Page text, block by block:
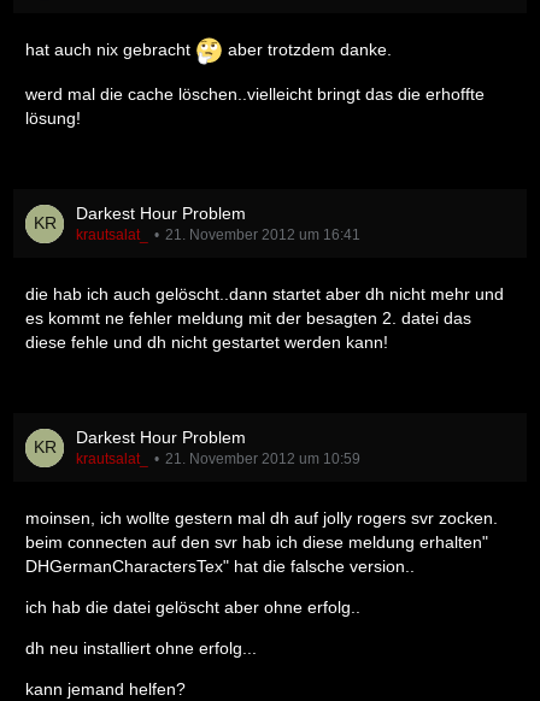
hat auch nix gebracht aber trotzdem danke.
werd mal die cache löschen..vielleicht bringt das die erhoffte
lösung!
Darkest Hour Problem
krautsalat_ 21. November 2012 um 16:41
die hab ich auch gelöscht..dann startet aber dh nicht mehr und
es kommt ne fehler meldung mit der besagten 2. datei das
diese fehle und dh nicht gestartet werden kann!
Darkest Hour Problem
krautsalat_ 21. November 2012 um 10:59
moinsen, ich wollte gestern mal dh auf jolly rogers svr zocken.
beim connecten auf den svr hab ich diese meldung erhalten"
DHGermanCharactersTex" hat die falsche version..
ich hab die datei gelöscht aber ohne erfolg..
dh neu installiert ohne erfolg...
kann jemand helfen?